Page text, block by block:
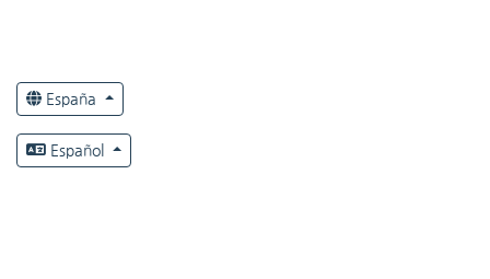
España
Español